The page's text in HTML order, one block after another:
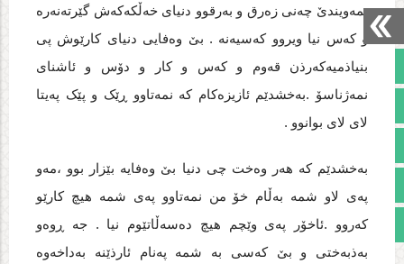
صفحه نخست
تالار گفتمان
مجوز سایت
نمه‌ویندێ چه‌نی زه‌رق و به‌رقوو دنیای خه‌ڵکه‌که‌ش گێرته‌نه‌ره‌
و که‌س نیا ویروو که‌سیه‌نه‌ . بێ وه‌فایی دنیای کا‌رێوش پی
بنیاذمیه‌که‌رذن قه‌وم و که‌س و کار و دۆس و ئاشنای
نمه‌ژناسۆ .به‌خشدێم ئازیزه‌کام که‌ نمه‌تاوو ڕێک و پێک په‌یتا
لای لای بوانوو .
به‌خشدێم که‌ هه‌ر وه‌خت چی دنیا بێ وه‌فایه‌ بێزار بوو ،مه‌و
په‌ی لاو شمه‌ به‌ڵام خۆ من نمه‌تاوو په‌ی شمه‌ هیچ کارێو
که‌روو .ئاخۆر په‌ی وێچم هیچ ده‌سه‌ڵاتێوم نیا . جه‌ ڕوه‌و
به‌ذبه‌ختی و بێ که‌سی به‌ شمه‌ په‌نام ئارذێنه‌ به‌داخه‌وه‌